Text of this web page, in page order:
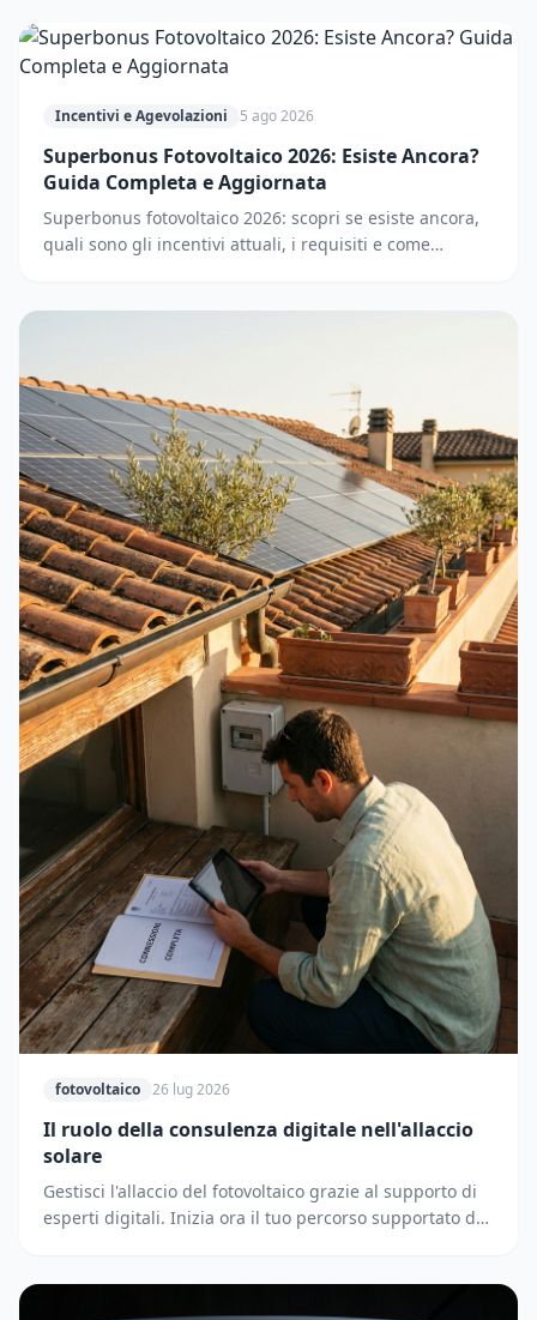
Incentivi e Agevolazioni 5 ago 2026
Superbonus Fotovoltaico 2026: Esiste Ancora?
Guida Completa e Aggiornata
Superbonus fotovoltaico 2026: scopri se esiste ancora,
quali sono gli incentivi attuali, i requisiti e come
fotovoltaico 26 lug 2026
Il ruolo della consulenza digitale nell'allaccio
solare
Gestisci l'allaccio del fotovoltaico grazie al supporto di
esperti digitali. Inizia ora il tuo percorso supportato dai